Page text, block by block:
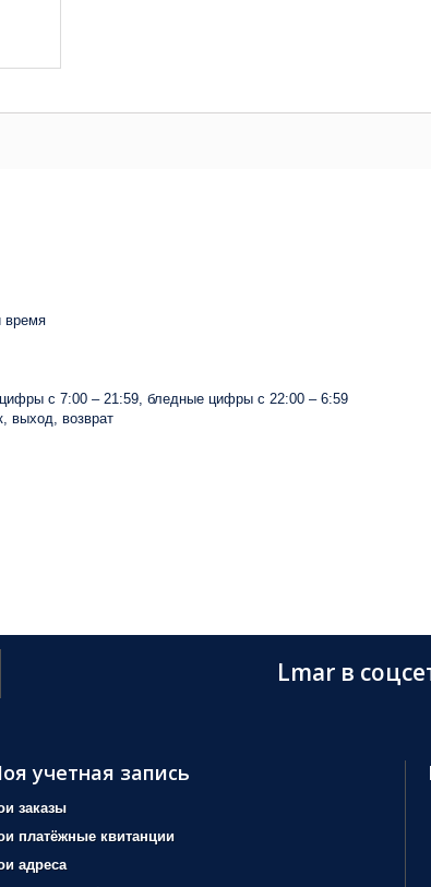
время
с 7:00 – 21:59, бледные цифры с 22:00 – 6:59
выход, возврат
Lmar в
учетная запись
заказы
платёжные квитанции
адреса